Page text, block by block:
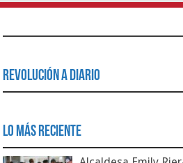
Revolución a Diario
Lo Más Reciente